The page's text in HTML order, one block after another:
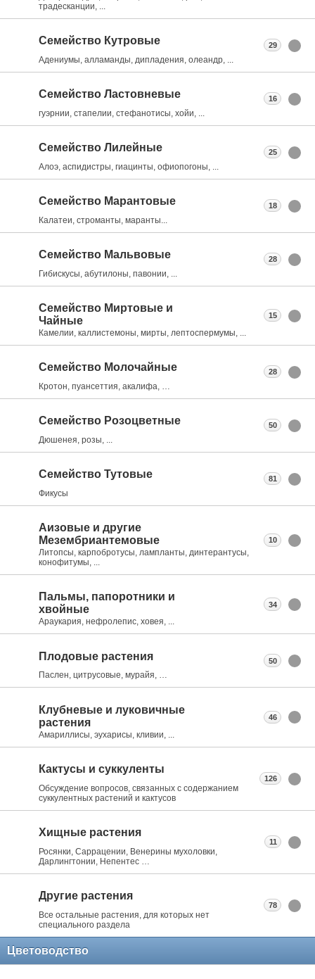
традесканции, ...
Семейство Кутровые
Адениумы, алламанды, дипладения, олеандр, ...
29
Семейство Ластовневые
гуэрнии, стапелии, стефанотисы, хойи, ...
16
Семейство Лилейные
Алоэ, аспидистры, гиацинты, офиопогоны, ...
25
Семейство Марантовые
Калатеи, строманты, маранты...
18
Семейство Мальвовые
Гибискусы, абутилоны, павонии, ...
28
Семейство Миртовые и
Чайные
Камелии, каллистемоны, мирты, лептоспермумы, ...
15
Семейство Молочайные
Кротон, пуансеттия, акалифа, …
28
Семейство Розоцветные
Дюшенея, розы, ...
50
Семейство Тутовые
Фикусы
81
Аизовые и другие
Мезембриантемовые
Литопсы, карпобротусы, лампланты, динтерантусы,
конофитумы, ...
10
Пальмы, папоротники и
хвойные
Араукария, нефролепис, ховея, ...
34
Плодовые растения
Паслен, цитрусовые, мурайя, …
50
Клубневые и луковичные
растения
Амариллисы, эухарисы, кливии, ...
46
Кактусы и суккуленты
Обсуждение вопросов, связанных с содержанием
суккулентных растений и кактусов
126
Хищные растения
Росянки, Саррацении, Венерины мухоловки,
Дарлингтонии, Непентес …
11
Другие растения
Все остальные растения, для которых нет
специального раздела
78
Цветоводство